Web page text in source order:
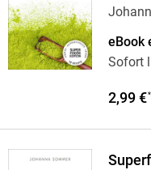
eBook
Sofort
2,99 €*